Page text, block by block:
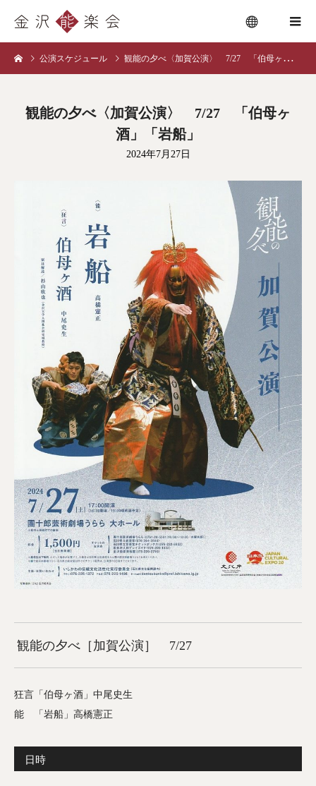
menu
公演スケジュール 観能の夕べ〈加賀公演〉 7/27 「伯母ヶ酒」「岩船」
観能の夕べ〈加賀公演〉 7/27 「伯母ヶ
酒」「岩船」
2024年7月27日
観能の夕べ［加賀公演］ 7/27
狂言「伯母ヶ酒」中尾史生
能 「岩船」高橋憲正
日時